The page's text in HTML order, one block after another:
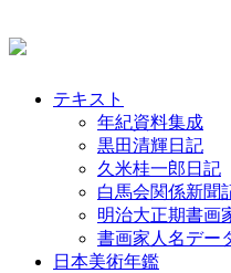
テキスト
年紀資料集成
黒田清輝日記
久米桂一郎日記
白馬会関係新聞
明治大正期書画
書画家人名デー
日本美術年鑑